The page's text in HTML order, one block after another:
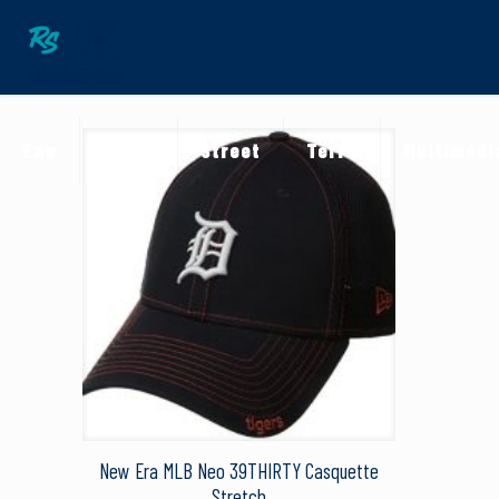
Street Terre
New Era MLB Neo 39THIRTY Casquette